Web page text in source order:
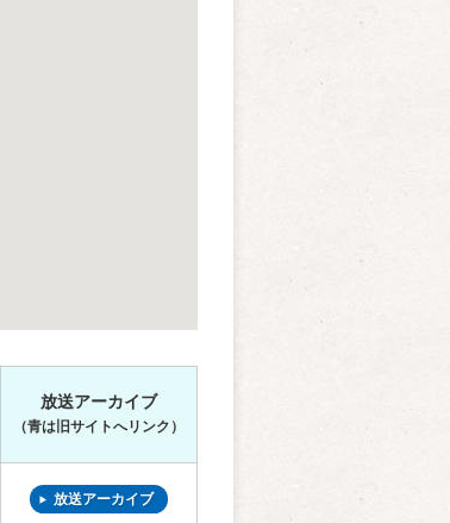
放送アーカイブ
（青は旧サイトへリンク）
放送アーカイブ